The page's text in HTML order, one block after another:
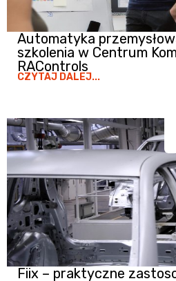
Automatyka
szkolenia w Centrum
RAControls
CZYTAJ DALEJ...
Fiix – praktyczne